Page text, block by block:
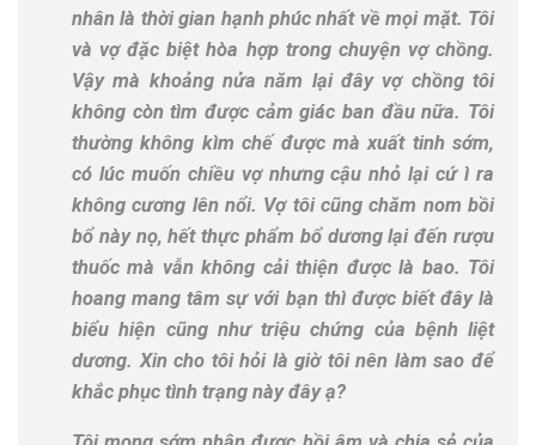
nhân là thời gian hạnh phúc nhất về mọi mặt. Tôi
và vợ đặc biệt hòa hợp trong chuyện vợ chồng.
Vậy mà khoảng nửa năm lại đây vợ chồng tôi
không còn tìm được cảm giác ban đầu nữa. Tôi
thường không kìm chế được mà xuất tinh sớm,
có lúc muốn chiều vợ nhưng cậu nhỏ lại cứ ì ra
không cương lên nổi. Vợ tôi cũng chăm nom bồi
bổ này nọ, hết thực phẩm bổ dương lại đến rượu
thuốc mà vẫn không cải thiện được là bao. Tôi
hoang mang tâm sự với bạn thì được biết đây là
biểu hiện cũng như triệu chứng của bệnh liệt
dương. Xin cho tôi hỏi là giờ tôi nên làm sao để
khắc phục tình trạng này đây ạ?